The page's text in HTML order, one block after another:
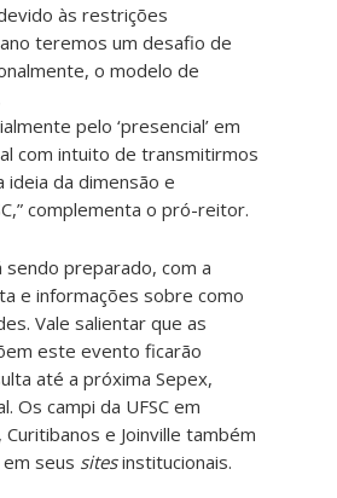
às restrições
teremos um desafio de
o modelo de
pelo ‘presencial’ em
com intuito de transmitirmos
ideia da dimensão e
complementa o pró-reitor.
preparado, com a
e informações sobre como
Vale salientar que as
este evento ficarão
até a próxima Sepex,
Os campi da UFSC em
Curitibanos e Joinville também
seus sitesinstitucionais.